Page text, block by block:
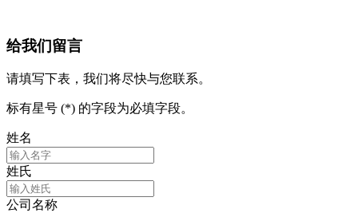
给我们留言
请填写下表，我们将尽快与您联系。
标有星号 (*) 的字段为必填字段。
姓名
姓氏
公司名称